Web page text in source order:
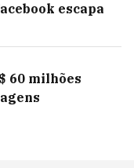
escapa
60 milhões